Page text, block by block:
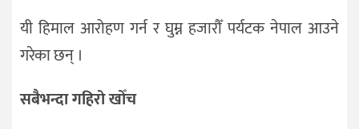
यी हिमाल आरोहण गर्न र घुम्न हजारौँ पर्यटक नेपाल आउने
गरेका छन् ।
सबैभन्दा गहिरो खोँच